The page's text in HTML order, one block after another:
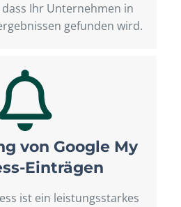
Ihr Unternehmen in
gefunden wird.
von Google My
Einträgen
ist ein leistungsstarkes